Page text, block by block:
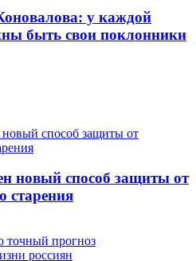
у каждой
быть свои поклонники
новый способ защиты от
старения